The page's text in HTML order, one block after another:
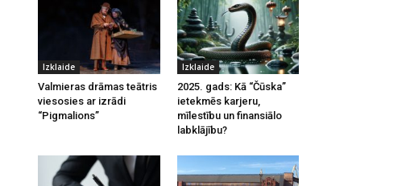
Izklaide
Valmieras drāmas teātris
viesosies ar izrādi
“Pigmalions”
Izklaide
2025. gads: Kā “Čūska”
ietekmēs karjeru,
mīlestību un finansiālo
labklājību?